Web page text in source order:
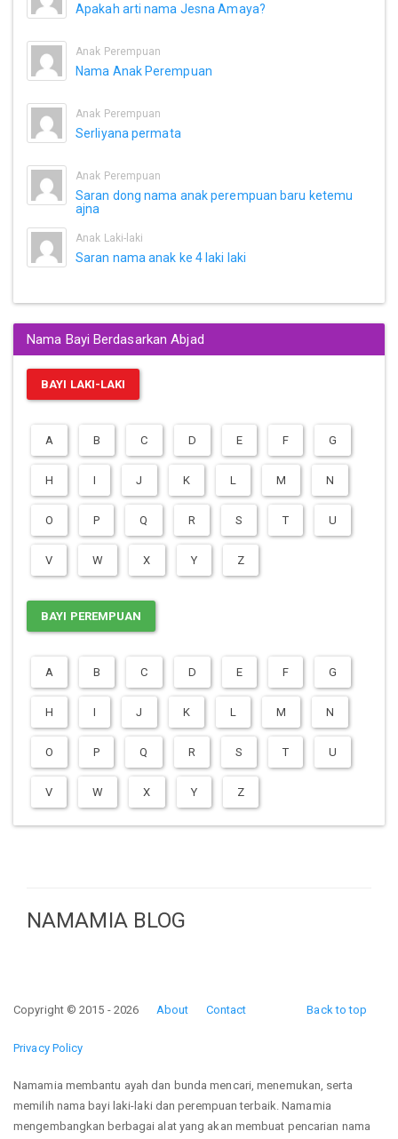
Apakah arti nama Jesna Amaya?
Anak Perempuan
Nama Anak Perempuan
Anak Perempuan
Serliyana permata
Anak Perempuan
Saran dong nama anak perempuan baru ketemu
ajna
Anak Laki-laki
Saran nama anak ke 4 laki laki
Nama Bayi Berdasarkan Abjad
BAYI LAKI-LAKI
A B C D E F G
H I J K L M N
O P Q R S T U
V W X Y Z
BAYI PEREMPUAN
A B C D E F G
H I J K L M N
O P Q R S T U
V W X Y Z
NAMAMIA BLOG
Back to top
Copyright © 2015 - 2026 About Contact
Privacy Policy
Namamia membantu ayah dan bunda mencari, menemukan, serta
memilih nama bayi laki-laki dan perempuan terbaik. Namamia
mengembangkan berbagai alat yang akan membuat pencarian nama